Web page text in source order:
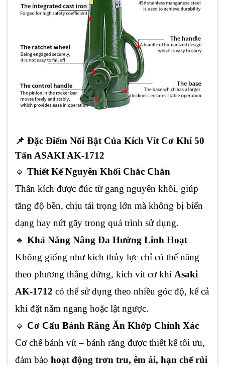
📌 Đặc Điểm Nổi Bật Của Kích Vít Cơ Khí 50
Tấn ASAKI AK-1712
🔹 Thiết Kế Nguyên Khối Chắc Chắn
Thân kích được đúc từ gang nguyên khối, giúp
tăng độ bền, chịu tải trọng lớn mà không bị biến
dạng hay nứt gãy trong quá trình sử dụng.
🔹 Khả Năng Nâng Đa Hướng Linh Hoạt
Không giống như kích thủy lực chỉ có thể nâng
theo phương thẳng đứng, kích vít cơ khí Asaki
AK-1712 có thể sử dụng theo nhiều góc độ, kể cả
khi đặt nằm ngang hoặc lật ngược.
🔹 Cơ Cấu Bánh Răng Ăn Khớp Chính Xác
Cơ chế bánh vít – bánh răng được thiết kế tối ưu,
đảm bảo hoạt động trơn tru, êm ái, hạn chế rủi